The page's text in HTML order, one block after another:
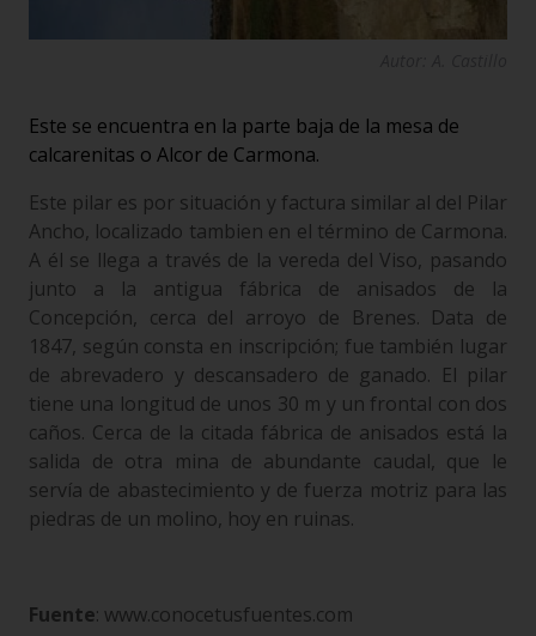
Este se encuentra en la parte baja de la mesa de
calcarenitas o Alcor de Carmona.
Este pilar es por situación y factura similar al del Pilar
Ancho, localizado tambien en el término de Carmona.
A él se llega a través de la vereda del Viso, pasando
junto a la antigua fábrica de anisados de la
Concepción, cerca del arroyo de Brenes. Data de
1847, según consta en inscripción; fue también lugar
de abrevadero y descansadero de ganado. El pilar
tiene una longitud de unos 30 m y un frontal con dos
caños. Cerca de la citada fábrica de anisados está la
salida de otra mina de abundante caudal, que le
servía de abastecimiento y de fuerza motriz para las
piedras de un molino, hoy en ruinas.
Fuente: www.conocetusfuentes.com